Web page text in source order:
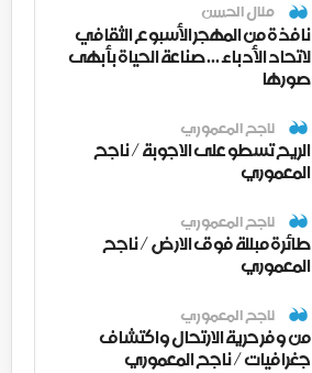
منال الحسن
نافذة من المهجر الأسبوع الثقافي
لاتحاد الأدباء ... صناعة الحياة بأبهى
صورها
ناجح المعموري
الريح تسطو على الاجوبة / ناجح
المعموري
ناجح المعموري
طائرة مبللة فوق الارض / ناجح
المعموري
ناجح المعموري
من وفر حرية الارتحال واكتشاف
جغرافيات / ناجح المعموري